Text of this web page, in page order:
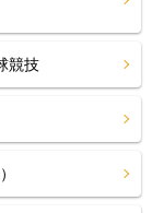
競技